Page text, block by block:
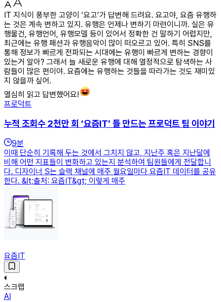
IT 지식이 풍부한 고양이 ‘요고’가 답변해 드려요. 요고야, 요즘 유행하
는 것은 계속 변하고 있지. 유행은 언제나 변하기 마련이니까. 실은 유
행물건, 유행언어, 유행모델 등이 있어서 정확한 건 말하기 어렵지만,
최근에는 유행 패션과 유행음악이 많이 떠오르고 있어. 특히 SNS를
통해 정보가 빠르게 전파되는 시대에는 유행이 빠르게 변하는 경향이
있는거 알아? 그래서 늘 새로운 유행에 대해 열정적으로 탐색하는 사
람들이 많은 편이야. 요즘에는 유행하는 것들을 따라가는 것도 재미있
지 않을까 싶어.
열심히 읽고 답변했어요!
프로덕트
누적 조회수 2천만 회 ‘요즘IT’ 틀 만드는 프로덕트 팀 이야기
9분
이때 단순히 기록해 두는 것에서 그치지 않고, 지난주 혹은 지난달에
비해 어떤 지표들이 변화하고 있는지 분석하여 팀원들에게 전달합니
다. 디자이너 S는 슬랙 채널에 매주 월요일마다 요즘IT 데이터를 공유
한다. &lt;출처: 요즘IT&gt; 이렇게 매주
요즘IT
스크랩
AI